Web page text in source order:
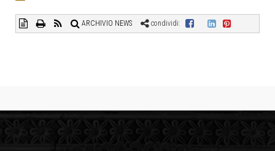
ARCHIVIO NEWS condividi: